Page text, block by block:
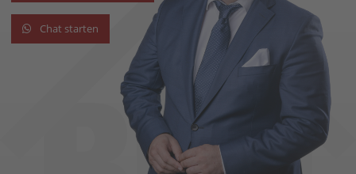
Chat starten